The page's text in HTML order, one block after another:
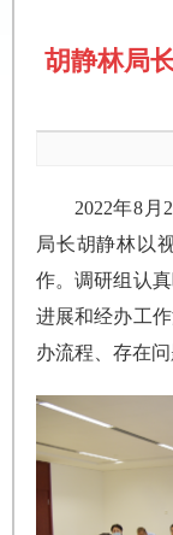
胡静林局
2022年8月
局长胡静林以
作。调研组认
进展和经办工
办流程、存在问